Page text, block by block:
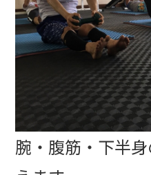
腕・腹筋・下半